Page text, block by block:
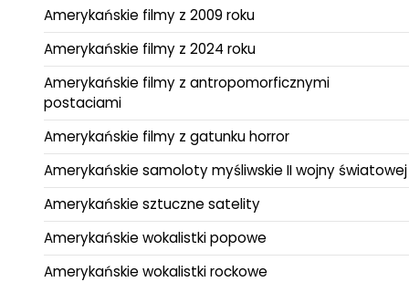
Amerykańskie filmy z 2009 roku
Amerykańskie filmy z 2024 roku
Amerykańskie filmy z antropomorficznymi
postaciami
Amerykańskie filmy z gatunku horror
Amerykańskie samoloty myśliwskie II wojny światowej
Amerykańskie sztuczne satelity
Amerykańskie wokalistki popowe
Amerykańskie wokalistki rockowe